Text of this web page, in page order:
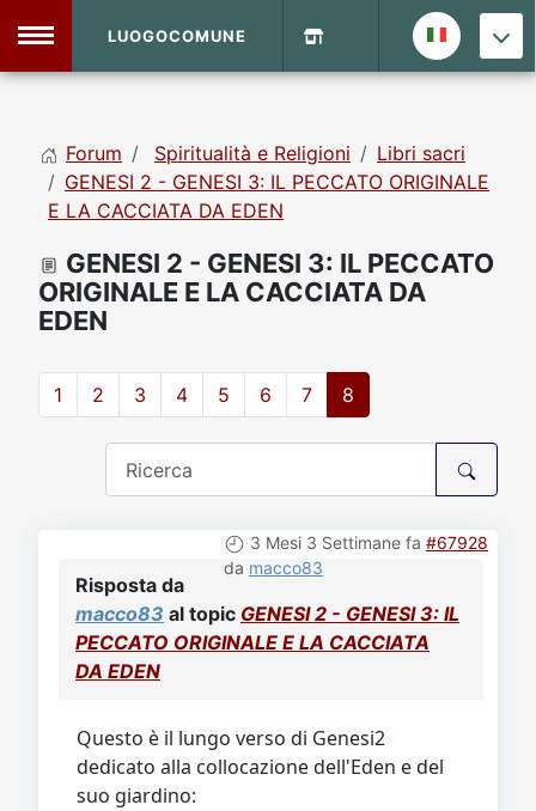
Home
DVD Shop
Sito
Vecchio Sito
LUOGOCOMUNE
Forum Spiritualità e Religioni
Libri sacri
GENESI 2 - GENESI 3: IL PECCATO ORIGINALE
E LA CACCIATA DA EDEN
GENESI 2 - GENESI 3: IL PECCATO
ORIGINALE E LA CACCIATA DA
EDEN
1 2 3 4 5 6 7 8
3 Mesi 3 Settimane fa #67928
da macco83
Risposta da
macco83 al topic GENESI 2 - GENESI 3: IL
PECCATO ORIGINALE E LA CACCIATA
DA EDEN
Questo è il lungo verso di Genesi2
dedicato alla collocazione dell'Eden e del
suo giardino: